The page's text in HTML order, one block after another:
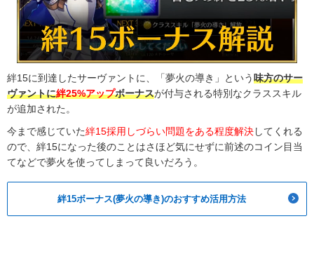
絆15に到達したサーヴァントに、「夢火の導き」という味方のサー
ヴァントに絆25%アップボーナスが付与される特別なクラススキル
が追加された。
今まで感じていた絆15採用しづらい問題をある程度解決してくれる
ので、絆15になった後のことはさほど気にせずに前述のコイン目当
てなどで夢火を使ってしまって良いだろう。
絆15ボーナス(夢火の導き)のおすすめ活用方法